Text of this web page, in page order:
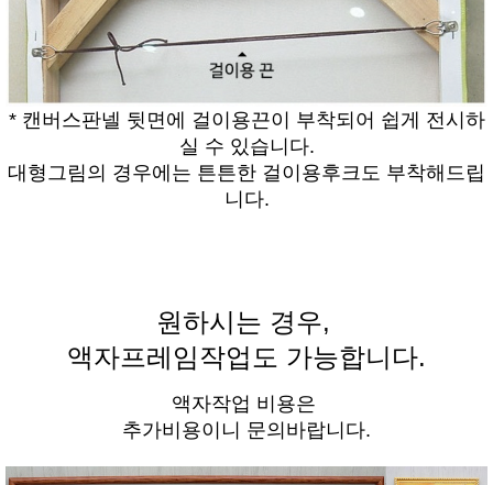
* 캔버스판넬 뒷면에 걸이용끈이 부착되어 쉽게 전시하
실 수 있습니다.
대형그림의 경우에는 튼튼한 걸이용후크도 부착해드립
니다.
원하시는 경우,
액자프레임작업도 가능합니다.
액자작업 비용은
추가비용이니 문의바랍니다.